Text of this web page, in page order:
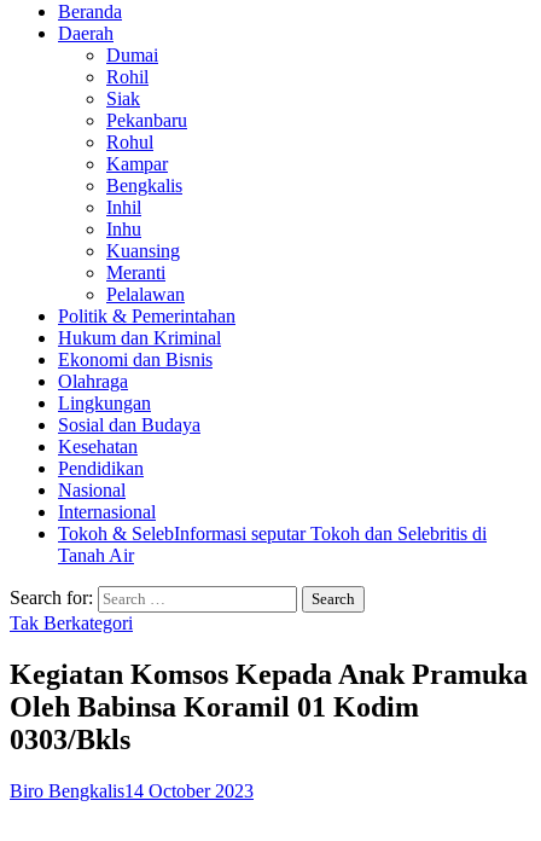
Beranda
Daerah
Dumai
Rohil
Siak
Pekanbaru
Rohul
Kampar
Bengkalis
Inhil
Inhu
Kuansing
Meranti
Pelalawan
Politik & Pemerintahan
Hukum dan Kriminal
Ekonomi dan Bisnis
Olahraga
Lingkungan
Sosial dan Budaya
Kesehatan
Pendidikan
Nasional
Internasional
Tokoh & SelebInformasi seputar Tokoh dan Selebritis di
Tanah Air
Search for:
Tak Berkategori
Kegiatan Komsos Kepada Anak Pramuka
Oleh Babinsa Koramil 01 Kodim
0303/Bkls
Biro Bengkalis14 October 2023